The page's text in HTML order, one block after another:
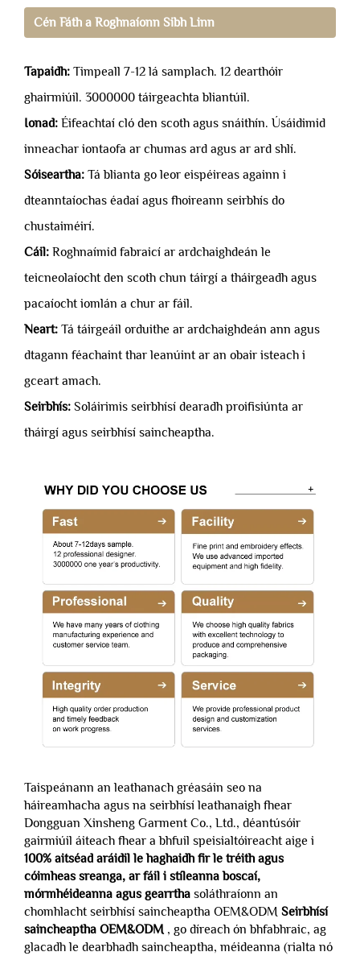
Cén Fáth a Roghnaíonn Sibh Linn
Tapaidh: Timpeall 7-12 lá samplach. 12 dearthóir
ghairmiúil. 3000000 táirgeachta bliantúil.
Ionad: Éifeachtaí cló den scoth agus snáithín. Úsáidimid
inneachar iontaofa ar chumas ard agus ar ard shlí.
Sóiseartha: Tá blianta go leor eispéireas againn i
dteanntaíochas éadaí agus fhoireann seirbhís do
chustaiméirí.
Cáil: Roghnaímid fabraicí ar ardchaighdeán le
teicneolaíocht den scoth chun táirgí a tháirgeadh agus
pacaíocht iomlán a chur ar fáil.
Neart: Tá táirgeáil orduithe ar ardchaighdeán ann agus
dtagann féachaint thar leanúint ar an obair isteach i
gceart amach.
Seirbhís: Soláirimis seirbhísí dearadh proifisiúnta ar
tháirgí agus seirbhísí saincheaptha.
Taispeánann an leathanach gréasáin seo na
háireamhacha agus na seirbhísí leathanaigh fhear
Dongguan Xinsheng Garment Co., Ltd., déantúsóir
gairmiúil áiteach fhear a bhfuil speisialtóireacht aige i
100% aitséad aráidil le haghaidh fir le tréith agus
cóimheas sreanga, ar fáil i stíleanna boscaí,
mórmhéideanna agus gearrtha soláthraíonn an
chomhlacht seirbhísí saincheaptha OEM&ODM Seirbhísí
saincheaptha OEM&ODM , go díreach ón bhfabhraic, ag
glacadh le dearbhadh saincheaptha, méideanna (rialta nó